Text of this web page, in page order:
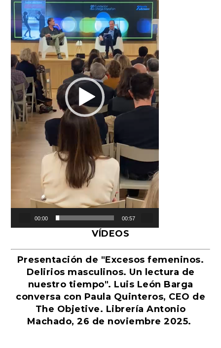
00:00 00:57
VÍDEOS
Presentación de "Excesos femeninos.
Delirios masculinos. Un lectura de
nuestro tiempo". Luis León Barga
conversa con Paula Quinteros, CEO de
The Objetive. Librería Antonio
Machado, 26 de noviembre 2025.